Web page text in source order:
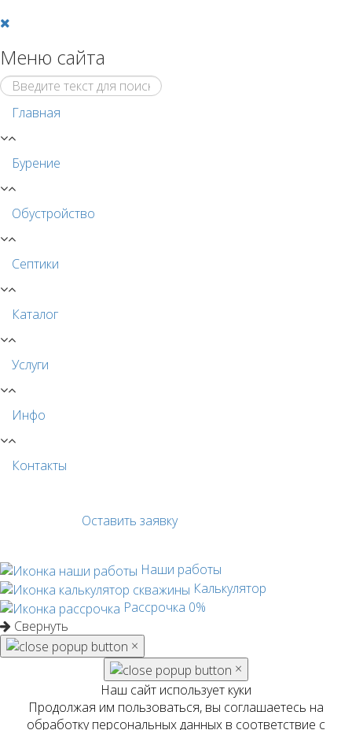
Меню сайта
Главная
Бурение
Обустройство
Септики
Каталог
Услуги
Инфо
Контакты
Оставить заявку
Наши работы
Калькулятор
Рассрочка 0%
Свернуть
×
×
Наш сайт использует куки
Продолжая им пользоваться, вы соглашаетесь на
обработку персональных данных в соответствие с